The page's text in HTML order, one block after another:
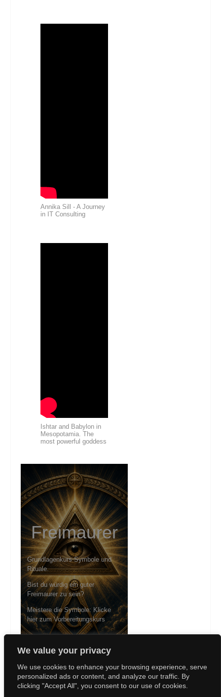
We value your privacy
We use cookies to enhance your browsing experience, serve
personalized ads or content, and analyze our traffic. By
clicking "Accept All", you consent to our use of cookies.
Annika Sill - A Journey
in IT Consulting
Ishtar and Babylon in
Mesopotamia. The
most powerful goddess
Freimaurer
Grundlagenkurs Symbole und
Rituale.
Bist du würdig ein guter
Freimaurer zu sein?
Meistere die Symbole: Klicke
hier zum Vorbereitungskurs